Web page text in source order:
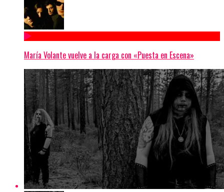
María Volante vuelve a la carga con «Puesta en Escena»